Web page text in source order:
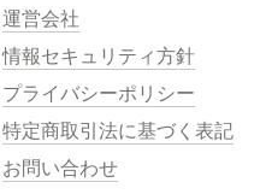
運営会社
情報セキュリティ方針
プライバシーポリシー
特定商取引法に基づく表記
お問い合わせ